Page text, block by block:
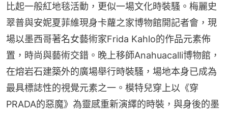
比起一般紅地毯活動，更似一場文化時裝騷。梅麗史
翠普與安妮夏菲維現身卡蘿之家博物館開記者會，現
場以墨西哥著名女藝術家Frida Kahlo的作品元素佈
置，時尚與藝術交錯。晚上移師Anahuacalli博物館，
在熔岩石建築外的廣場舉行時裝騷，場地本身已成為
最具標誌性的視覺元素之一。模特兒穿上以《穿
PRADA的惡魔》為靈感重新演繹的時裝，與身後的墨